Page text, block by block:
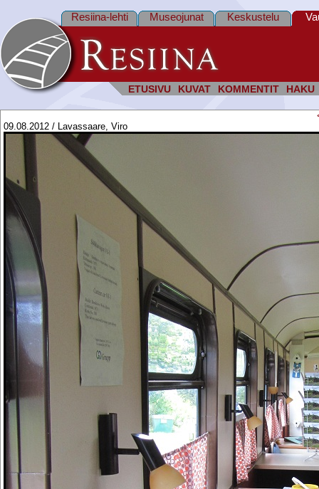
ETUSIVU KUVAT KOMMENTIT HAKU
Resiina-lehti Museojunat Keskustelu
09.08.2012 / Lavassaare, Viro